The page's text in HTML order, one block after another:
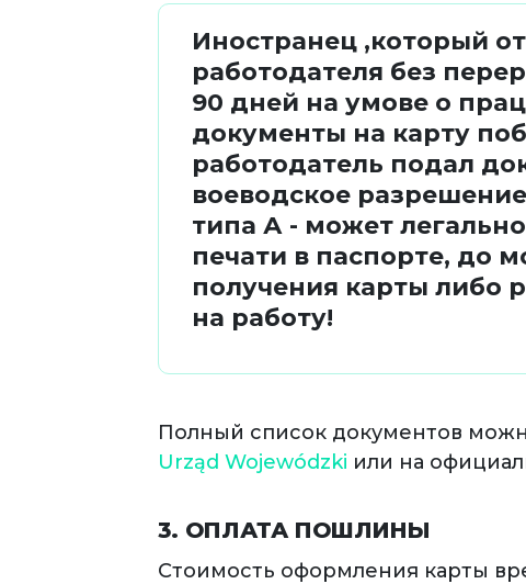
Иностранец ,который
работодателя без
90 дней на умове о
документы на карту
работодатель подал
воеводское
типа А - может
печати в паспорте, до
получения карты либо
на работу!
Полный список документов
Urząd Wojewódzki или на
3. ОПЛАТА ПОШЛИНЫ
Стоимость оформления карты